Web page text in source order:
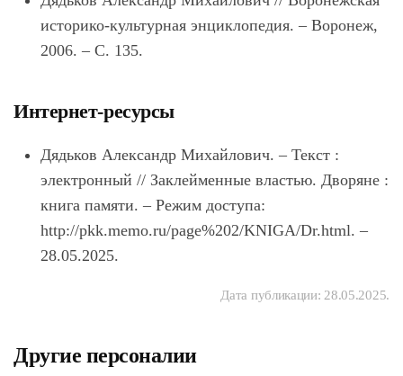
историко-культурная энциклопедия. – Воронеж,
2006. – С. 135.
Интернет-ресурсы
Дядьков Александр Михайлович. – Текст :
электронный // Заклейменные властью. Дворяне :
книга памяти. – Режим доступа:
http://pkk.memo.ru/page%202/KNIGA/Dr.html. –
28.05.2025.
Дата публикации: 28.05.2025.
Другие персоналии
Пономарев Александр